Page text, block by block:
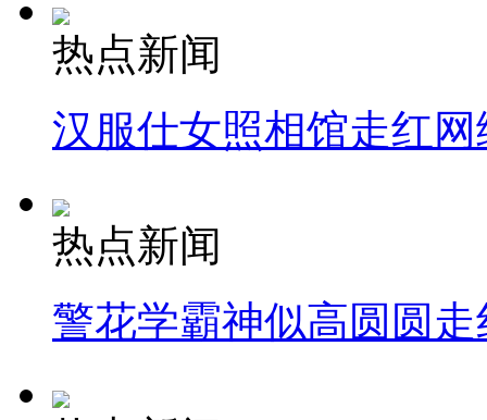
热点新闻
汉服仕女照相馆走红网
热点新闻
警花学霸神似高圆圆走